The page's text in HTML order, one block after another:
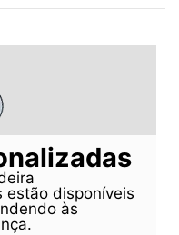
estão disponíveis
às